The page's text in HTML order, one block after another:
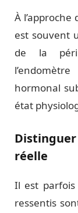
À
est souvent
de la
hormonal
état
réelle
Il est parfois
ressentis